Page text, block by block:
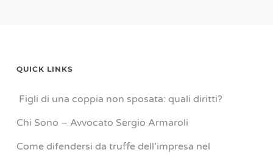
QUICK LINKS
Figli di una coppia non sposata: quali diritti?
Chi Sono – Avvocato Sergio Armaroli
Come difendersi da truffe dell’impresa nel